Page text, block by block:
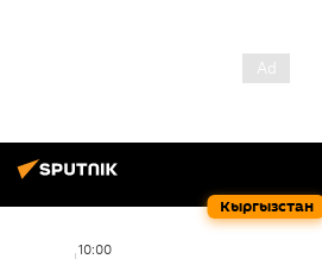
Кыргызстан
10:00